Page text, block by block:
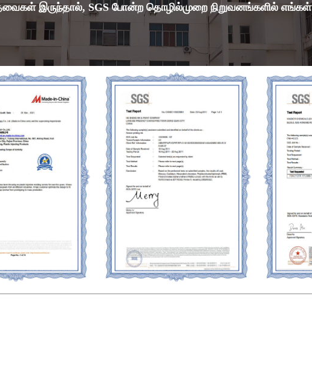
இருந்தால், SGS போன்ற தொழில்முறை நிறுவனங்களில் எங்கள்